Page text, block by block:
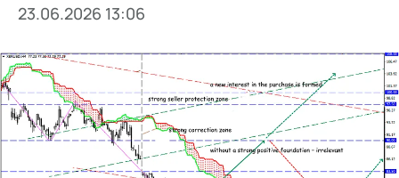
23.06.2026 13:06